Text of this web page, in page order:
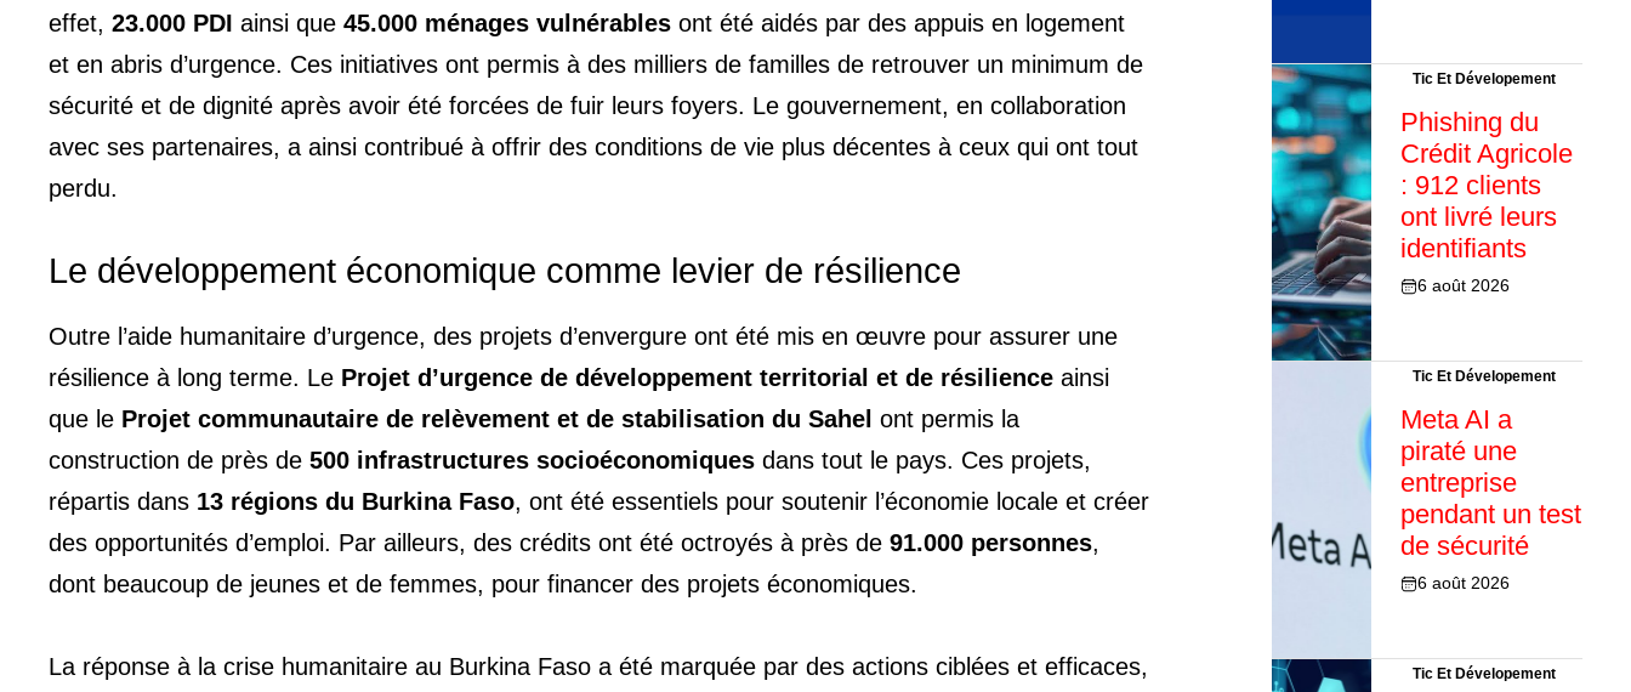
effet, 23.000 PDI ainsi que 45.000 ménages vulnérables ont été aidés par des appuis en logement
et en abris d’urgence. Ces initiatives ont permis à des milliers de familles de retrouver un minimum de
sécurité et de dignité après avoir été forcées de fuir leurs foyers. Le gouvernement, en collaboration
avec ses partenaires, a ainsi contribué à offrir des conditions de vie plus décentes à ceux qui ont tout
perdu.
Le développement économique comme levier de résilience
Outre l’aide humanitaire d’urgence, des projets d’envergure ont été mis en œuvre pour assurer une
résilience à long terme. Le Projet d’urgence de développement territorial et de résilience ainsi
que le Projet communautaire de relèvement et de stabilisation du Sahel ont permis la
construction de près de 500 infrastructures socioéconomiques dans tout le pays. Ces projets,
répartis dans 13 régions du Burkina Faso, ont été essentiels pour soutenir l’économie locale et créer
des opportunités d’emploi. Par ailleurs, des crédits ont été octroyés à près de 91.000 personnes,
dont beaucoup de jeunes et de femmes, pour financer des projets économiques.
La réponse à la crise humanitaire au Burkina Faso a été marquée par des actions ciblées et efficaces,
Tic Et Dévelopement
Phishing du
Crédit Agricole
: 912 clients
ont livré leurs
identifiants
6 août 2026
Tic Et Dévelopement
Meta AI a
piraté une
entreprise
pendant un test
de sécurité
6 août 2026
Tic Et Dévelopement